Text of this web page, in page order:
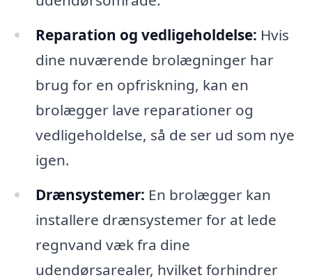
Reparation og vedligeholdelse: Hvis
dine nuværende brolægninger har
brug for en opfriskning, kan en
brolægger lave reparationer og
vedligeholdelse, så de ser ud som nye
igen.
Drænsystemer: En brolægger kan
installere drænsystemer for at lede
regnvand væk fra dine
udendørsarealer, hvilket forhindrer